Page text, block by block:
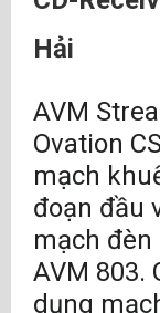
x USB B, 2 x
Đầu ra kỹ
DSD: Lên
Đầu ra tai
Đầu vào kỹ
Đầu vào
Điều khiển từ
Hải
AVM
Ovation
mạch
đoạn đầu
mạch
AVM 803.
dụng